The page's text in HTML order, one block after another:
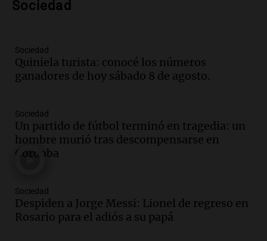
Episodios
800 kilos de basura por jornada
Una mañana para todos
Episodios
contrato de Leo con Barcelona
Una mañana para todos
Episodios
Messi hubiera llegado adonde llegó"
Una mañana para todos
Episodios
Sociedad
Sociedad
Quiniela turista: conocé los números
ganadores de hoy sábado 8 de agosto.
Sociedad
Un partido de fútbol terminó en tragedia: un
hombre murió tras descompensarse en
Córdoba
Sociedad
Despiden a Jorge Messi: Lionel de regreso en
Rosario para el adiós a su papá